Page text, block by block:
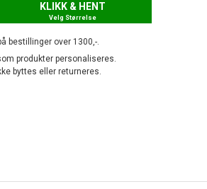
KLIKK & HENT
Velg Størrelse
bestillinger over 1300,-.
produkter personaliseres.
byttes eller returneres.